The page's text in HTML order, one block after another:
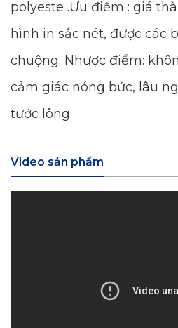
polyeste .Ưu điểm : giá
hình in sắc nét, được các
chuộng. Nhược điểm:
cảm giác nóng bức, lâu
tước lông.
Video sản phẩm